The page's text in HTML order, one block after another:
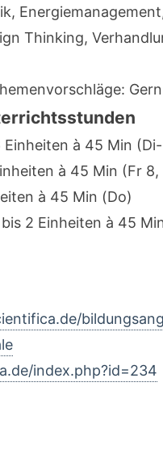
Thinking,
à 45 Min
à 45 Min (Fr 8,
à 45 Min (Do)
2 Einheiten à 45
index.php?id=234